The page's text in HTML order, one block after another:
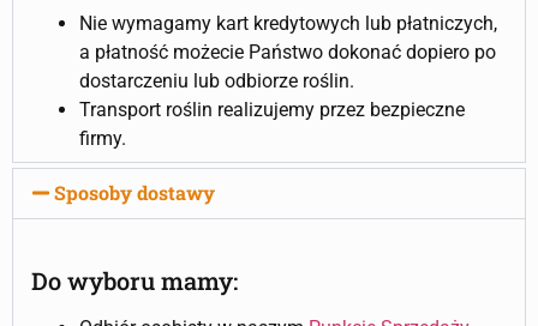
Nie wymagamy kart kredytowych lub płatniczych,
a płatność możecie Państwo dokonać dopiero po
dostarczeniu lub odbiorze roślin.
Transport roślin realizujemy przez bezpieczne
firmy.
Sposoby dostawy
Do wyboru mamy: